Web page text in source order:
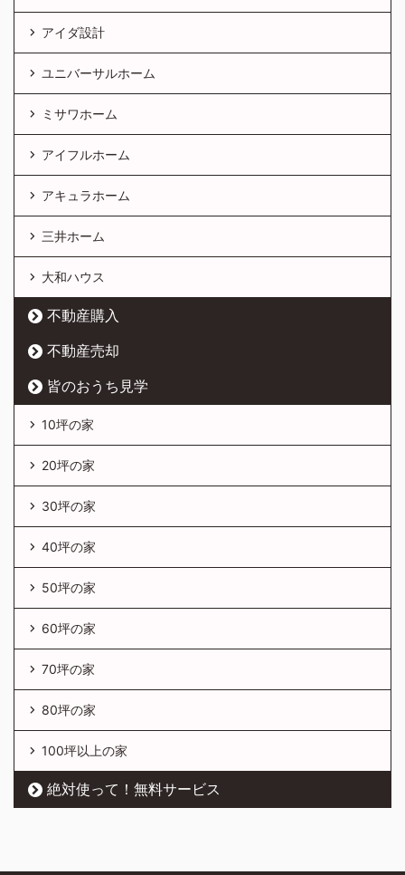
アイダ設計
ユニバーサルホーム
ミサワホーム
アイフルホーム
アキュラホーム
三井ホーム
大和ハウス
不動産購入
不動産売却
皆のおうち見学
10坪の家
20坪の家
30坪の家
40坪の家
50坪の家
60坪の家
70坪の家
80坪の家
100坪以上の家
絶対使って！無料サービス